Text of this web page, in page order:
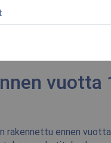
on
rinteeseen
tähän
vuotta
rakennettu ennen